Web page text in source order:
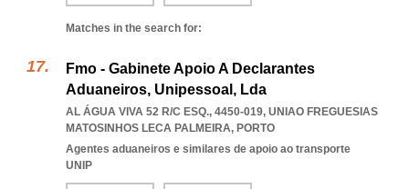
Matches in the search for:
Fmo - Gabinete Apoio A Declarantes
Aduaneiros, Unipessoal, Lda
AL ÁGUA VIVA 52 R/C ESQ., 4450-019, UNIAO FREGUESIAS
MATOSINHOS LECA PALMEIRA, PORTO
Agentes aduaneiros e similares de apoio ao transporte
UNIP